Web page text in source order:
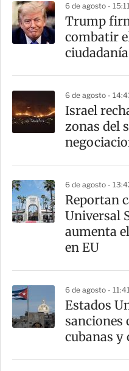
a
r
t
6 de agosto -
Trump
combatir
6 de agosto -
Israel
zonas del
6 de agosto -
Reportan
Universal
aumenta
en EU
6 de agosto -
Estados
sanciones
cubanas y